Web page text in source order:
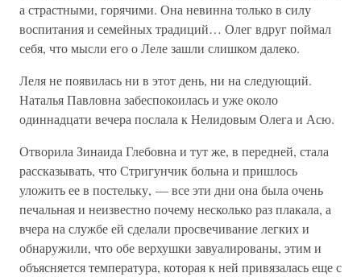
а страстными, горячими. Она невинна только в силу
воспитания и семейных традиций… Олег вдруг поймал
себя, что мысли его о Леле зашли слишком далеко.
Леля не появилась ни в этот день, ни на следующий.
Наталья Павловна забеспокоилась и уже около
одиннадцати вечера послала к Нелидовым Олега и Асю.
Отворила Зинаида Глебовна и тут же, в передней, стала
рассказывать, что Стригунчик больна и пришлось
уложить ее в постельку, — все эти дни она была очень
печальная и неизвестно почему несколько раз плакала, а
вчера на службе ей сделали просвечивание легких и
обнаружили, что обе верхушки завуалированы, этим и
объясняется температура, которая к ней привязалась еще с